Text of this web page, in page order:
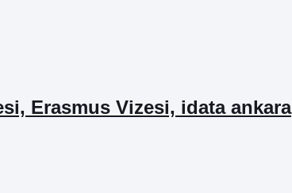
Erasmus Vizesi, idata ankara